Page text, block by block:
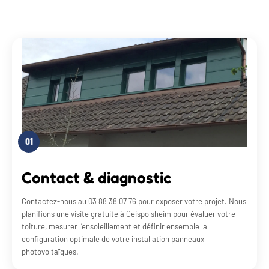
01
Contact & diagnostic
Contactez-nous au 03 88 38 07 76 pour exposer votre projet. Nous
planifions une visite gratuite à Geispolsheim pour évaluer votre
toiture, mesurer l’ensoleillement et définir ensemble la
configuration optimale de votre installation panneaux
photovoltaïques.